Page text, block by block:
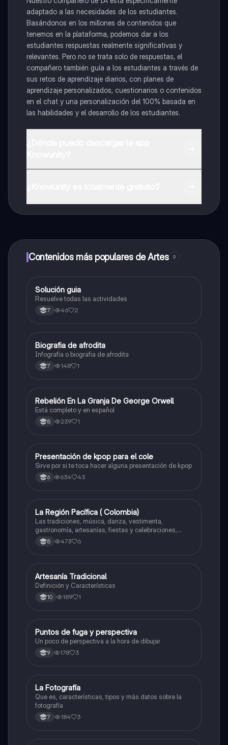
adaptado a las necesidades de los estudiantes.
Basándonos en los millones de contenidos que
tenemos en la plataforma, podemos dar a los
estudiantes respuestas realmente significativas y
relevantes. Pero no se trata solo de respuestas, el
compañero también guía a los estudiantes a través de
sus retos de aprendizaje diarios, con planes de
aprendizaje personalizados, cuestionarios o contenidos
en el chat y una personalización del 100% basada en
las habilidades y el desarrollo de los estudiantes.
a determinadas funciones.
Contenidos más populares de Artes 9
Artes
Solución guia
Resuelve todas las actividades
7 46 2
Artes
Biografia de afrodita
Infografía o biografia de afrodita
7 148 1
Sociales/Historia
Rebelión En La Granja De George Orwell
Está completo y en español
8 239 1
Artes
Presentación de kpop para el cole
Sirve por si te toca hacer alguna presentación de kpop
6 634 43
Artes
La Región Pacífica ( Colombia)
Las tradiciones, música, danza, vestimenta,
gastronomía, artesanías, fiestas y celebraciones,
medicina tradicional, ritmos e instrumentos
musicales.
8 473 6
Artes
Artesanía Tradicional
Definición y Características
10 189 1
Artes
Puntos de fuga y perspectiva
Un poco de perspectiva a la hora de dibujar
9 178 3
Artes
La Fotografía
Que es, características, tipos y más datos sobre la
fotografía
7 184 3